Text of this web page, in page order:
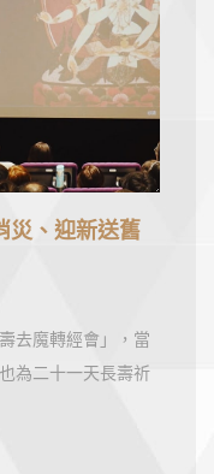
災、迎新送舊
去魔轉經會」，當
為二十一天長壽祈